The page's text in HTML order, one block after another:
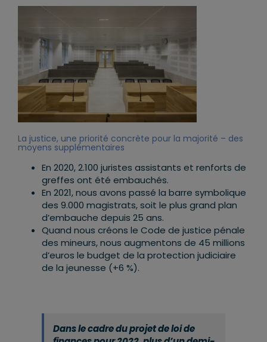
La justice, une priorité concrète pour la majorité – des
moyens supplémentaires
En 2020, 2.100 juristes assistants et renforts de
greffes ont été embauchés.
En 2021, nous avons passé la barre symbolique
des 9.000 magistrats, soit le plus grand plan
d’embauche depuis 25 ans.
Quand nous créons le Code de justice pénale
des mineurs, nous augmentons de 45 millions
d’euros le budget de la protection judiciaire
de la jeunesse (+6 %).
Dans le cadre du projet de loi de